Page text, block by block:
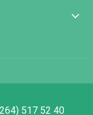
517 52 40